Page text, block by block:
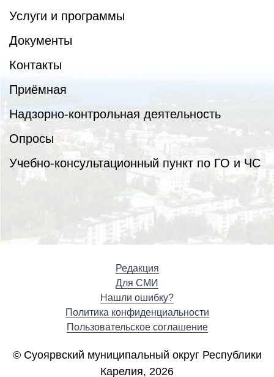
Услуги и программы
Документы
Контакты
Приёмная
Надзорно-контрольная деятельность
Опросы
Учебно-консультационный пункт по ГО и ЧС
Редакция
Для СМИ
Нашли ошибку?
Политика конфиденциальности
Пользовательское соглашение
© Суоярвский муниципальный округ Республики
Карелия, 2026